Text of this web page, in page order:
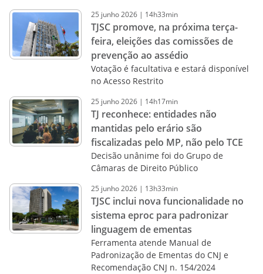
25 junho2026 | 14h33min
TJSC promove, na próxima terça-
feira, eleições das comissões de
prevenção ao assédio
Votação é facultativa e estará disponível
no Acesso Restrito
25 junho2026 | 14h17min
TJ reconhece: entidades não
mantidas pelo erário são
fiscalizadas pelo MP, não pelo TCE
Decisão unânime foi do Grupo de
Câmaras de Direito Público
25 junho2026 | 13h33min
TJSC inclui nova funcionalidade no
sistema eproc para padronizar
linguagem de ementas
Ferramenta atende Manual de
Padronização de Ementas do CNJ e
Recomendação CNJ n. 154/2024